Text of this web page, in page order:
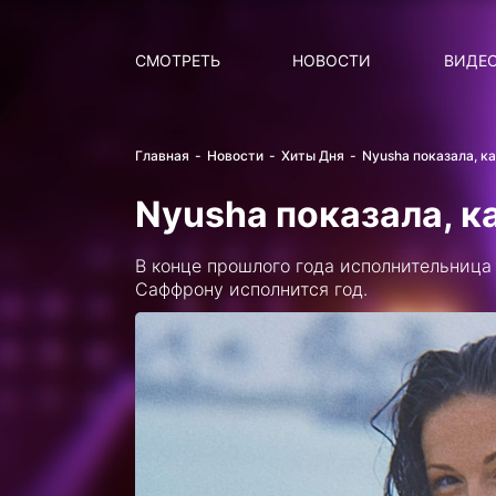
СМОТРЕТЬ НОВОСТИ
Главная Новости Хиты Дня Nyusha показала,
Nyusha показала,
В конце прошлого года
Саффрону исполнится год.